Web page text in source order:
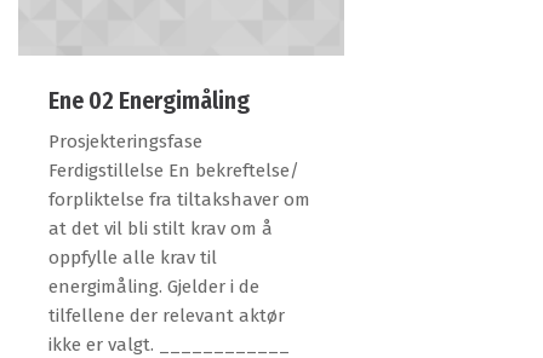
Ene 02 Energimåling
Prosjekteringsfase
Ferdigstillelse En bekreftelse/
forpliktelse fra tiltakshaver om
at det vil bli stilt krav om å
oppfylle alle krav til
energimåling. Gjelder i de
tilfellene der relevant aktør
ikke er valgt. ____________